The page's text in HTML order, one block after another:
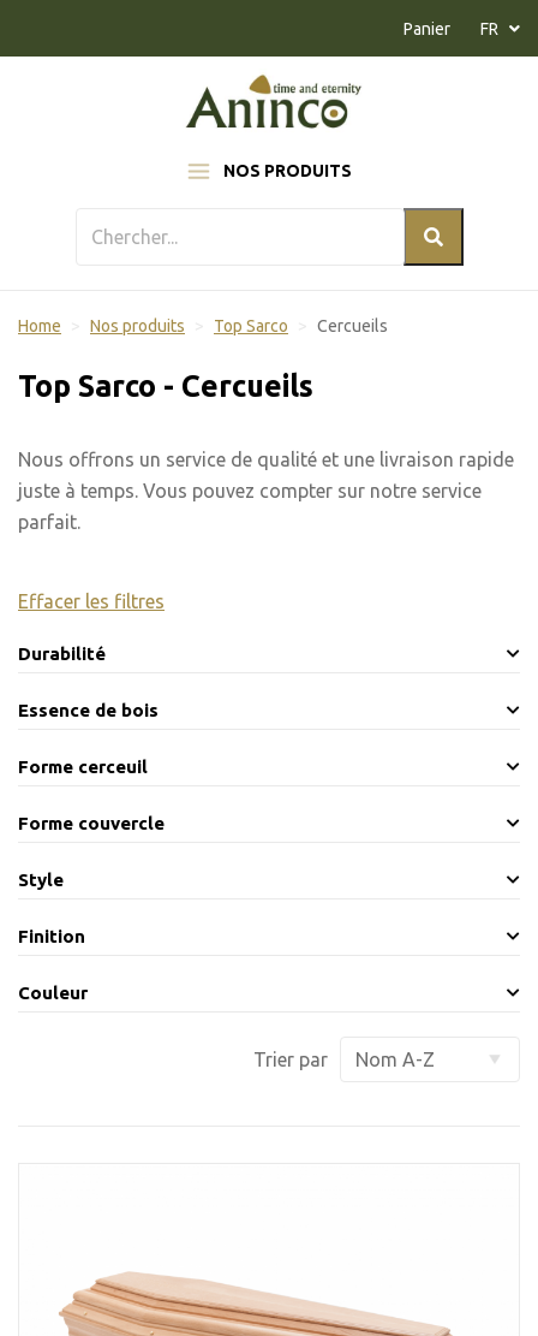
NOS PRODUITS
Panier FR
Home Nos produits Top Sarco Cercueils
Top Sarco - Cercueils
Nous offrons un service de qualité et une livraison rapide
juste à temps. Vous pouvez compter sur notre service
parfait.
Effacer les filtres
Durabilité
Essence de bois
Forme cerceuil
Forme couvercle
Style
Finition
Couleur
Trier par